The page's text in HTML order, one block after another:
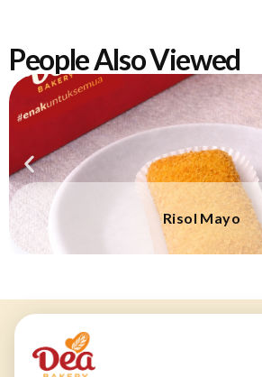
People Also Viewed
Risol Mayo